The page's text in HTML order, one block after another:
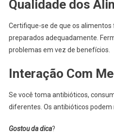
Qualidade dos
Certifique-se de que os
preparados adequadamente.
problemas em vez de benefícios.
Interação Com
Se você toma antibióticos,
diferentes. Os antibióticos
Gostou da dica?